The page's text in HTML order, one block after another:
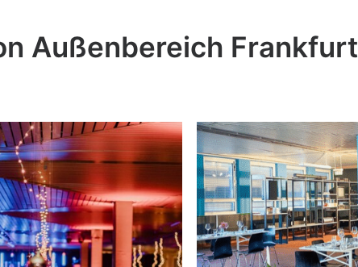
Außenbereich Frankfurt